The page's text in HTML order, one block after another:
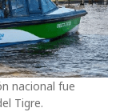
nacional fue
Tigre.